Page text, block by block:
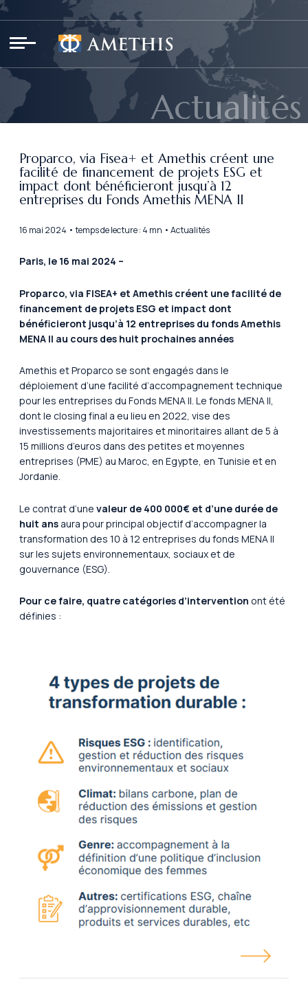
Actualités
Proparco, via Fisea+ et Amethis créent une
facilité de financement de projets ESG et
impact dont bénéficieront jusqu’à 12
entreprises du Fonds Amethis MENA II
16 mai 2024 • temps de lecture : 4 mn • Actualités
Paris, le 16 mai 2024 –
Proparco, via FISEA+ et Amethis créent une facilité de
financement de projets ESG et impact dont
bénéficieront jusqu’à 12 entreprises du fonds Amethis
MENA II au cours des huit prochaines années
Amethis et Proparco se sont engagés dans le
déploiement d’une facilité d’accompagnement technique
pour les entreprises du Fonds MENA II. Le fonds MENA II,
dont le closing final a eu lieu en 2022, vise des
investissements majoritaires et minoritaires allant de 5 à
15 millions d’euros dans des petites et moyennes
entreprises (PME) au Maroc, en Egypte, en Tunisie et en
Jordanie.
Le contrat d’une valeur de 400 000€ et d’une durée de
huit ans aura pour principal objectif d’accompagner la
transformation des 10 à 12 entreprises du fonds MENA II
sur les sujets environnementaux, sociaux et de
gouvernance (ESG).
Pour ce faire, quatre catégories d’intervention ont été
définies :
Panneau de gestion des cookies